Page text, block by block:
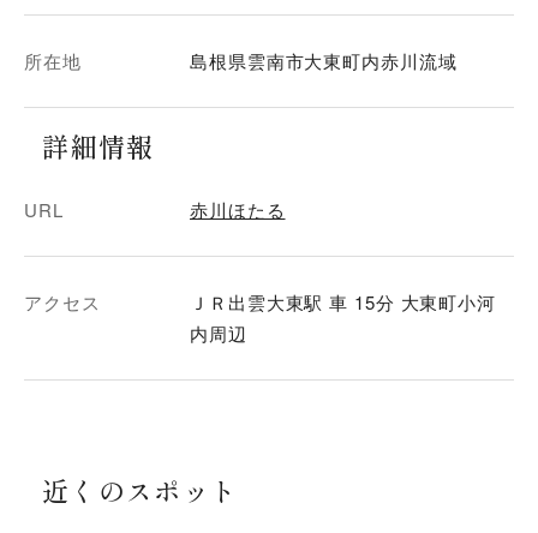
所在地 島根県雲南市大東町内赤川流域
詳細情報
URL 赤川ほたる
アクセス
ＪＲ出雲大東駅 車 15分 大東町小河
内周辺
近くのスポット